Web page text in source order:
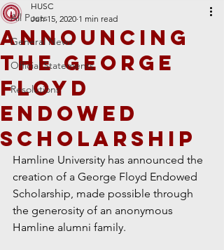
All Posts
General News
Official Statements
Resolutions
Announcing
the George
Floyd
Endowed
Scholarship
HUSC
Jun 15, 2020 1 min read
Hamline University has announced the
creation of a George Floyd Endowed
Scholarship, made possible through
the generosity of an anonymous
Hamline alumni family.